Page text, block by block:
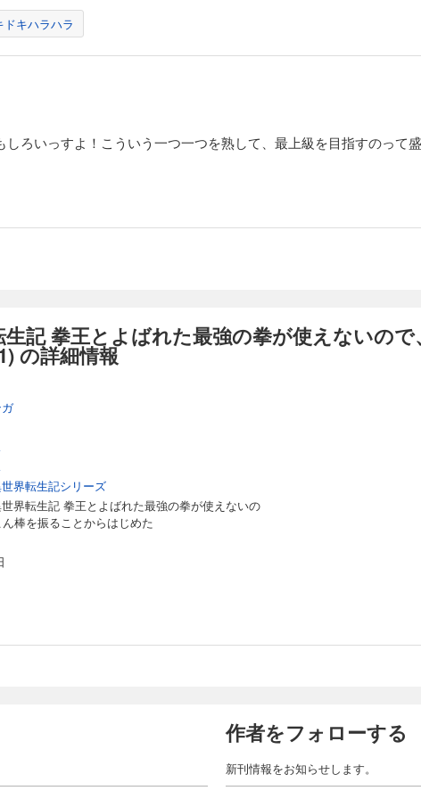
ドキハラハラ
ろいっすよ！こういう一つ一つを熟して、最上級を目指すのって
記 拳王とよばれた最強の拳が使えないの
の詳細情報
界転生記シリーズ
界転生記 拳王とよばれた最強の拳が使えないの
棒を振ることからはじめた
作者をフォローする
新刊情報をお知らせします。